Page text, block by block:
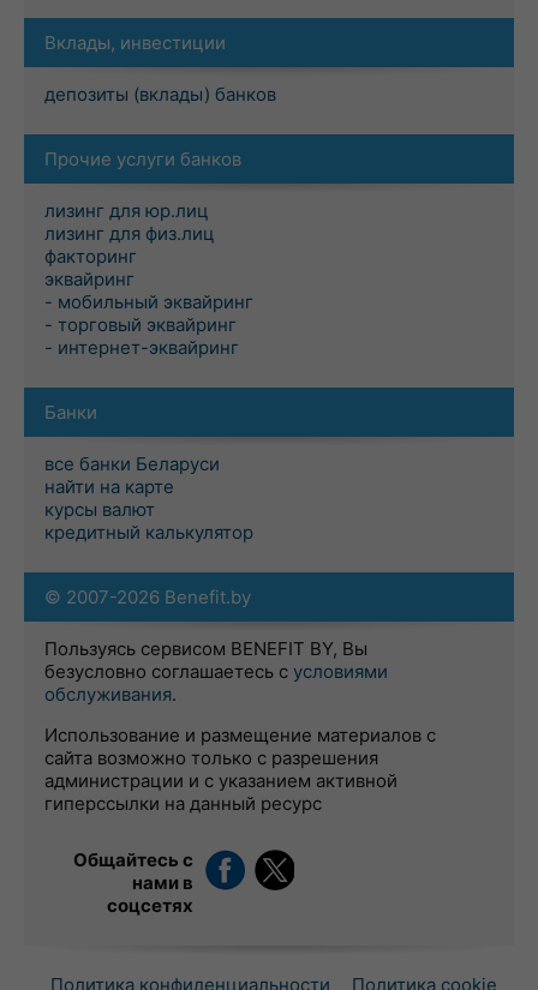
Вклады, инвестиции
депозиты (вклады) банков
Прочие услуги банков
лизинг для юр.лиц
лизинг для физ.лиц
факторинг
эквайринг
- мобильный эквайринг
- торговый эквайринг
- интернет-эквайринг
Банки
все банки Беларуси
найти на карте
курсы валют
кредитный калькулятор
© 2007-2026 Benefit.by
Пользуясь сервисом BENEFIT BY, Вы
безусловно соглашаетесь с условиями
обслуживания.
Использование и размещение материалов с
сайта возможно только с разрешения
администрации и с указанием активной
гиперссылки на данный ресурс
Общайтесь с
нами в
соцсетях
Политика конфиденциальности Политика cookie